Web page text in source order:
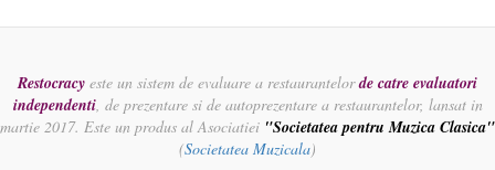
Restocracy este un sistem de evaluare a restaurantelorde catre evaluatori
independenti, de prezentare si de autoprezentare a restaurantelor, lansat in
martie 2017. Este un produs al Asociatiei "Societatea pentru Muzica Clasica"
(Societatea Muzicala)